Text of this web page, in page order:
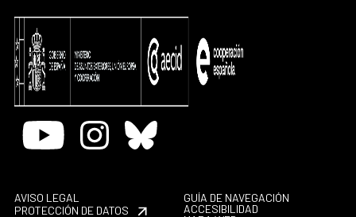
Youtube InstagramBluesky
AVISO LEGAL
PROTECCIÓN DE DATOS
GUÍA DE NAVEGACIÓN
ACCESIBILIDAD